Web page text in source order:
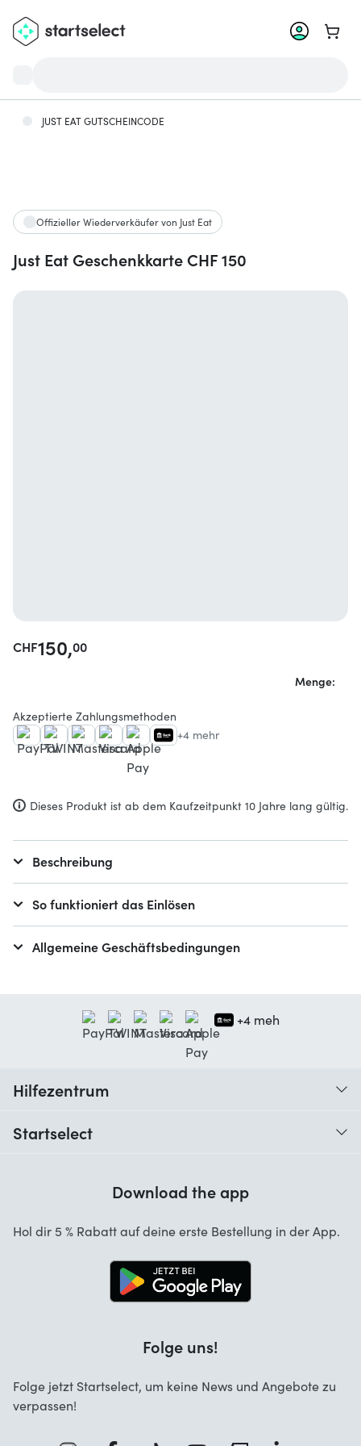
Zum
JUST EAT GUTSCHEINCODE
Offizieller Wiederverkäufer von Just Eat
Just Eat Geschenkkarte CHF 150
CHF150,00
Menge:
Akzeptierte Zahlungsmethoden
+4 mehr
Dieses Produkt ist ab dem Kaufzeitpunkt 10 Jahre lang gültig.
Beschreibung
So funktioniert das Einlösen
Allgemeine Geschäftsbedingungen
+4 meh
Hilfezentrum
Startselect
Startselect App
Download the app
Hol dir 5 % Rabatt auf deine erste Bestellung in der App.
Folge uns!
Folge jetzt Startselect, um keine News und Angebote zu
verpassen!